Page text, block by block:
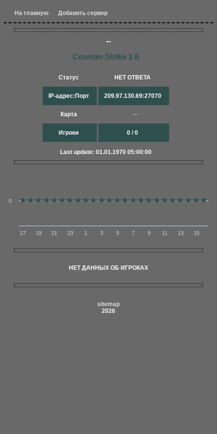
На главную Добавить сервер
--
Counter-Strike 1.6
Статус
IP-адрес:Порт
Карта
Игроки
НЕТ ОТВЕТА
209.97.130.69:27070
--
0 / 0
Last update: 01.01.1970 05:00:00
17 19 21 23 1 3 5 7 9 11 13 15
0
НЕТ ДАННЫХ ОБ ИГРОКАХ
sitemap
2026